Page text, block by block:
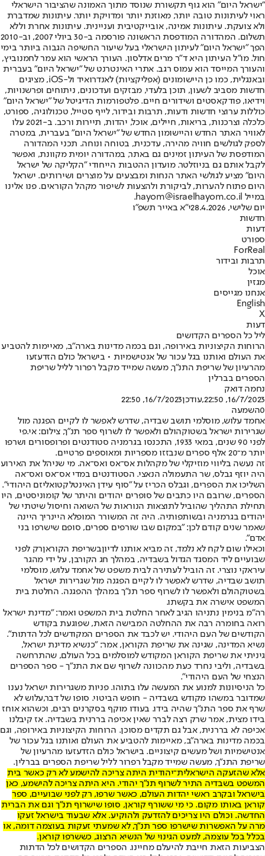
"ישראל היום" הוא גוף תקשורת שנוסד מתוך האמונה שהציבור הישראלי
ראוי לעיתונות טובה יותר, מאוזנת יותר ומדויקת יותר. עיתונות שמדברת
ולא צועקת. עיתונות אמינה, אובייקטיבית ועניינית. עיתונות אחרת וללא
תשלום. המהדורה המודפסת הראשונה פורסמה ב-30 ביולי 2007, וב-2010
הפך "ישראל היום" לעיתון הישראלי בעל שיעור החשיפה הגבוה ביותר בימי
חול. מו"ל העיתון היא ד"ר מרים אדלסון. העורך הראשי הוא עמר לחמנוביץ,
והעורך המייסד הוא עמוס רגב. אתרי האינטרנט של "ישראל היום" בעברית
ובאנגלית, כמו כן היישומונים (אפליקציות) לאנדרואיד ול-iOS, מציגים
חדשות מסביב לשעון, תוכן בלעדי, מבזקים ועדכונים, ניתוחים ופרשנויות,
וידיאו, פודקאסטים ושידורים חיים. פלטפורמות הדיגיטל של "ישראל היום"
כוללות ערוצי חדשות ודעות, תרבות ובידור, לייף סטייל, טכנולוגיה, ספורט,
כלכלה וצרכנות, בריאות, חיילים, אוכל, יהדות, תיירות ורכב. ב-2021 עלו
לאוויר האתר החדש והיישומון החדש של "ישראל היום" בעברית, במטרה
לספק לגולשים חוויה מהירה, עדכנית, בטוחה ונוחה. תכני המהדורה
המודפסת של העיתון זמינים גם באתר, במהדורה יומית מקוונת, ואפשר
לקבל אותם גם בניוזלטר. מועדון ההטבות הייחודי "הקליקה של ישראל
היום" מציע לגולשי האתר הנחות ומבצעים על מוצרים ושירותים. ישראל
היום פתוח להערות, לביקורת ולהצעות לשיפור מקהל הקוראים. פנו אלינו
במייל hayom@israelhayom.co.il.
יום שלישי, 28.4.2026
י"א באייר תשפ"ו
חדשות
דעות
ספורט
ForReal
תרבות ובידור
אוכל
מגזין
אנחנו מגייסים
English
X
דעות
ליל כל הספרים הקדושים
הרוחות הקיצוניות באירופה, וגם בכמה מדינות בארה"ב, מאיימות להטביע
את העולם ואותנו בגל עכור של אנטישמיות • בישראל כולם הזדעזעו
מהרעיון של שריפת התנ"ך, מעשה שמייד מקבל רפרור לליל שריפת
הספרים בברלין
נחמה דואק
16/7/2023, 22:50
,עודכן16/7/2023, 22:50
0השמעה
אחמד עלוש, מוסלמי תושב שבדיה, שדרש לאפשר לו לקיים הפגנה מול
שגרירות ישראל בשטוקהולם ולאפשר לו לשרוף ספר תנ"ך, צילום: אי.פי
לפני 90 שנים, במאי 1933, התכנסו בגרמניה סטודנטים ופרופסורים ושרפו
יותר מ־20 אלף ספרים שנבזזו מספריות ומאוספים פרטיים.
זה נעשה בליווי מוזיקלי של מקהלות אס־אס ואס־אה. מי שניהל את האירוע
היה יוזף גבלס, שר התעמולה הנאצי. הסטודנטים במדי אס־אס ואס־אה
השליכו את הספרים, וגבלס הכריז על "סוף עידן האינטלקטואליזם היהודי".
הספרים, שרובם היו כתבים של סופרים יהודים והיתר של קומוניסטים, היו
תחילת התהליך שהוביל לתוצאות הנוראות של השואה וחיסול שיטתי של
יהודים בגרמניה ובשותפותיה. היה זה המשורר המופלא היינריך היינה
שאמר שנים קודם לכן: "במקום שבו שורפים ספרים, סופם שישרפו בני
אדם".
וכאילו שום לקח לא נלמד, זה מביא אותנו לדיוןבשריפת הקוראןרק לפני
שבועיים ליד המסגד הגדול בשבדיה, במהלך חג הקורבן, על ידי מהגר
עיראקי נוצרי. זה הוביל לעתירה לבית משפט של אחמד עלוש, מוסלמי
תושב שבדיה, שדרש לאפשר לו לקיים הפגנה מול שגרירות ישראל
בשטוקהולם ולאפשר לו לשרוף ספר תנ"ך במהלך ההפגנה. החלטת בית
המשפט אישרה את בקשתו.
רה"מ בנימין נתניהו הגיב לאחר החלטת בית המשפט ואמר: "מדינת ישראל
רואה בחומרה רבה את ההחלטה המבישה הזאת, שפוגעת בקודש
הקודשים של העם היהודי. יש לכבד את הספרים המקודשים לכל הדתות".
נשיא המדינה, שגינה את שריפת הקוראן, אמר: "כנשיא מדינת ישראל,
גיניתי את שריפת הקוראן המקודש למוסלמים בכל העולם, שהתרחשה
בשבדיה, וליבי נחרד כעת מהכוונה לשרוף שם את התנ״ך - ספר הספרים
הנצחי של העם היהודי".
כל הניסיונות למנוע את המעשה עלו בתוהו. פניות משגרירות ישראל נענו
שמדובר במשהו מקודש בשבדיה - חופש הביטוי. סופו של דבר,עלוש לא
שרף את ספר התנ"ך שהיה בידו. בעודו מוקף בסקרנים רבים, וכשהוא אוחז
בידו מצית, אמר שרק רצה לברר שאין אכיפה בררנית בשבדיה. אז קיבלנו
אכיפה לא בררנית, אבל גם תקדים מסוכן. הרוחות הקיצוניות באירופה, וגם
בכמה מדינות בארה"ב, מאיימות להטביע את העולם ואותנו בגל עכור של
אנטישמיות ושל מעשים קיצוניים. בישראל כולם הזדעזעו מהרעיון של
שריפת התנ"ך, מעשה שמייד מקבל רפרור לליל שריפת הספרים בברלין.
אלא שהזעקה הישראלית־יהודית היתה צריכה להישמע לא רק כאשר בית
המשפט בשבדיה התיר לשרוף תנ"ך יהודי. היא היתה צריכה להישמע, כאן
בישראל ובקרב ראשי יהדות העולם, כאשר שרפו, רק לפני שבועיים, ספר
קוראן באותו מקום. כי מי ששורף קוראן, סופו שישרוף תנ"ך וגם את הברית
החדשה. וכולם היו צריכים להזדעק ולהוקיע. אלא שבעוד בישראל זעקו
מרה על האפשרות שישרפו ספר תנ"ך, לא שמעתי זעקות בעוצמה דומה, או
בכלל בכל עוצמה, למעט הגינוי של הנשיא הרצוג, כששרפו קוראן.
הצביעות הזאת חייבת להיעלם מחיינו. הספרים הקדושים לכל הדתות